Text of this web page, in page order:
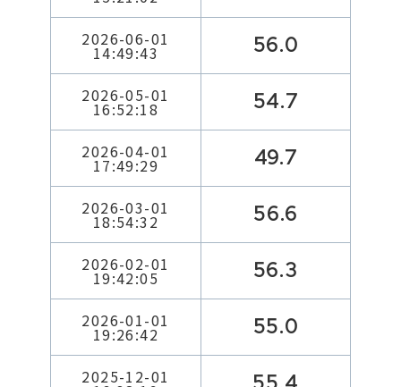
2026-06-01
14:49:43 56.0
2026-05-01
16:52:18 54.7
2026-04-01
17:49:29 49.7
2026-03-01
18:54:32 56.6
2026-02-01
19:42:05 56.3
2026-01-01
19:26:42 55.0
2025-12-01